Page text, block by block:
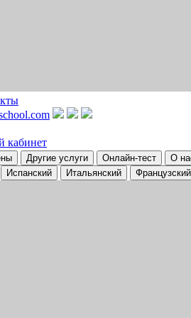
кабинет
Другие услуги Онлайн-тест
О
Испанский Итальянский Французский